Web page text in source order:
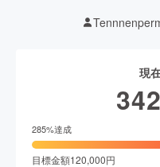
現
285%達成
目標金額120,000円